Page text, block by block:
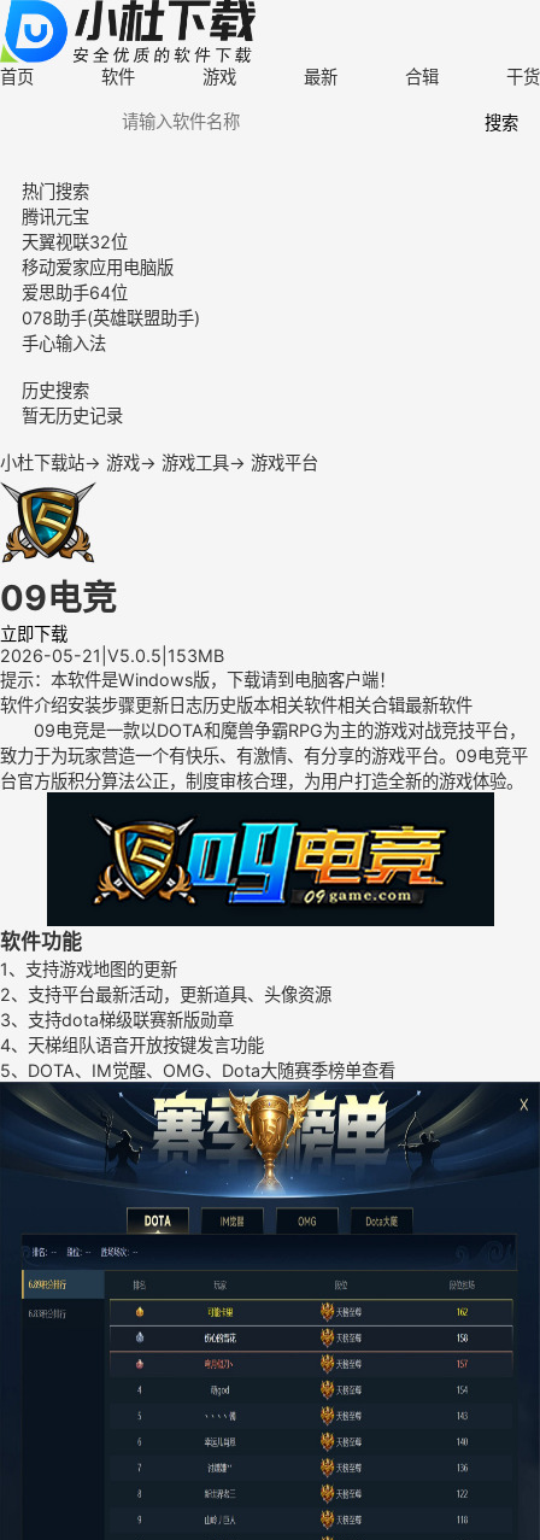
首页 软件 游戏 最新 合辑 干货
搜索
热门搜索
腾讯元宝
天翼视联32位
移动爱家应用电脑版
爱思助手64位
078助手(英雄联盟助手)
手心输入法
历史搜索
暂无历史记录
小杜下载站→ 游戏→ 游戏工具→ 游戏平台
09电竞
立即下载
2026-05-21 V5.0.5 153MB
提示：本软件是Windows版，下载请到电脑客户端！
软件介绍安装步骤更新日志历史版本相关软件相关合辑最新软件
09电竞是一款以DOTA和魔兽争霸RPG为主的游戏对战竞技平台，
致力于为玩家营造一个有快乐、有激情、有分享的游戏平台。09电竞平
台官方版积分算法公正，制度审核合理，为用户打造全新的游戏体验。
软件功能
1、支持游戏地图的更新
2、支持平台最新活动，更新道具、头像资源
3、支持dota梯级联赛新版勋章
4、天梯组队语音开放按键发言功能
5、DOTA、IM觉醒、OMG、Dota大随赛季榜单查看